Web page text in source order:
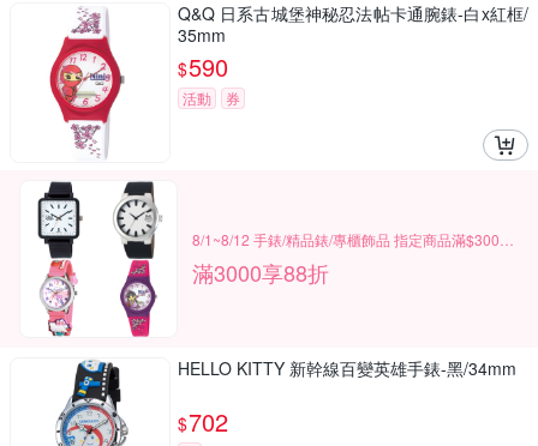
Q&Q 日系古城堡神秘忍法帖卡通腕錶-白x紅框/
35mm
$590
活動 券
滿3000享88折
HELLO KITTY 新幹線百變英雄手錶-黑/34mm
$702